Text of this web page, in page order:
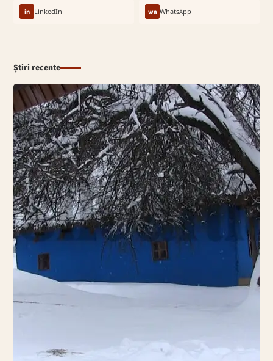
in LinkedIn wa WhatsApp
Știri recente